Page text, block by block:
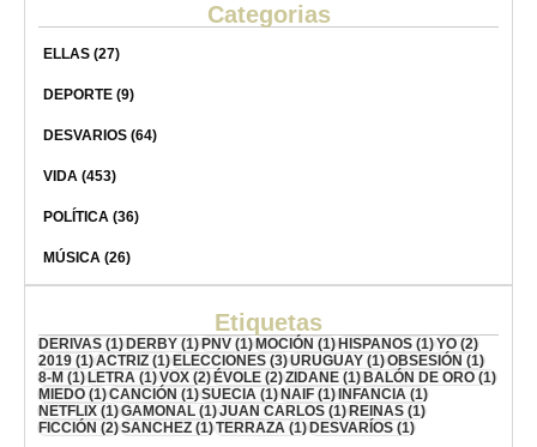
Categorias
ELLAS (27)
DEPORTE (9)
DESVARIOS (64)
VIDA (453)
POLÍTICA (36)
MÚSICA (26)
Etiquetas
DERIVAS (1) DERBY (1) PNV (1) MOCIÓN (1) HISPANOS (1)YO (2)
2019 (1)ACTRIZ (1) ELECCIONES (3)URUGUAY (1)OBSESIÓN (1)
8-M (1) LETRA (1)VOX (2) ÉVOLE (2)ZIDANE (1) BALÓN DE ORO (1)
MIEDO (1)CANCIÓN (1)SUECIA (1) NAIF (1) INFANCIA (1)
NETFLIX (1)GAMONAL (1)JUAN CARLOS (1) REINAS (1)
FICCIÓN (2)SANCHEZ (1)TERRAZA (1) DESVARÍOS (1)